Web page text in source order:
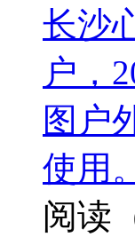
长沙
户，
图户
使用。
阅读